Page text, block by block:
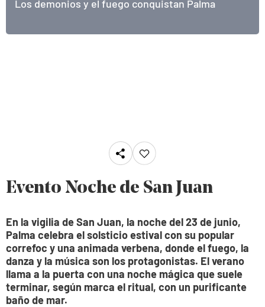
Los demonios y el fuego conquistan Palma
Los demonios y el fuego conquistan Palma
Los demonios y el fuego conquistan Palma
Evento Noche de San Juan
En la vigilia de San Juan, la noche del 23 de junio,
Palma celebra el solsticio estival con su popular
correfoc y una animada verbena, donde el fuego, la
danza y la música son los protagonistas. El verano
llama a la puerta con una noche mágica que suele
terminar, según marca el ritual, con un purificante
baño de mar.